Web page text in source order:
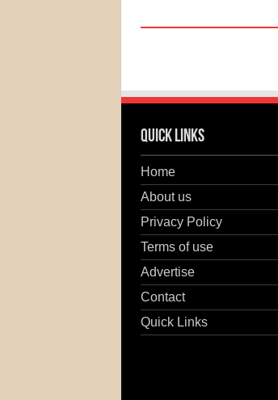
Quick Links
Home
About us
Privacy Policy
Terms of use
Advertise
Contact
Quick Links